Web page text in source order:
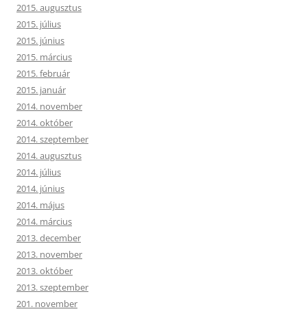
2015. augusztus
2015. július
2015. június
2015. március
2015. február
2015. január
2014. november
2014. október
2014. szeptember
2014. augusztus
2014. július
2014. június
2014. május
2014. március
2013. december
2013. november
2013. október
2013. szeptember
201. november